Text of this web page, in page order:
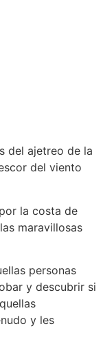
del ajetreo de la
del viento
la costa de
maravillosas
personas
y descubrir si
y les